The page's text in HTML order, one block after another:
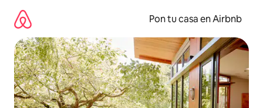
contenido
Pon tu casa en Airbnb